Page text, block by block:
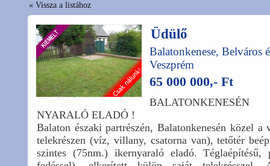
« Vissza a listához
Üdülő
Balatonkenese, Belváros
Veszprém
65 000 000,- Ft
NYARALÓ ELADÓ !
Balaton északi partrészén, Balatonkenesén közel a
telekrészen (víz, villany, csatorna van), tetőtér
szintes (75nm.) ikernyaraló eladó. Téglaépítésű,